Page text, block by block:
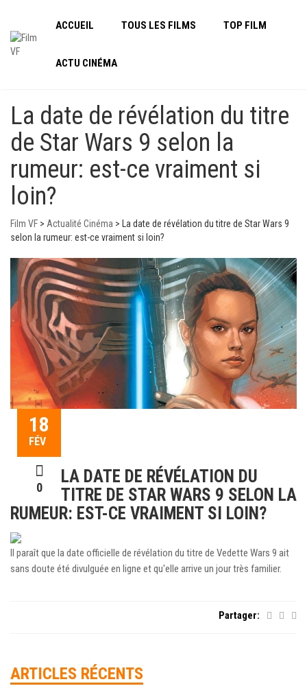
ACCUEIL TOUS LES FILMS TOP FILM
ACTU CINÉMA
La date de révélation du titre
de Star Wars 9 selon la
rumeur: est-ce vraiment si
loin?
Film VF > Actualité Cinéma >
La date de révélation du titre de Star Wars 9
selon la rumeur: est-ce vraiment si loin?
18
FÉV
0
LA DATE DE RÉVÉLATION DU
TITRE DE STAR WARS 9 SELON LA
RUMEUR: EST-CE VRAIMENT SI LOIN?
Il paraît que la date officielle de révélation du titre de Vedette Wars 9 ait
sans doute été divulguée en ligne et qu'elle arrive un jour très familier.
Partager:
ARTICLES RÉCENTS